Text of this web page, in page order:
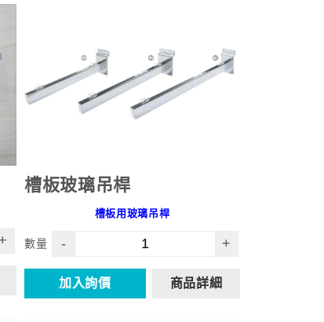
+
槽板玻璃吊桿
槽板用玻璃吊桿
數量 - +
加入詢價 商品詳細